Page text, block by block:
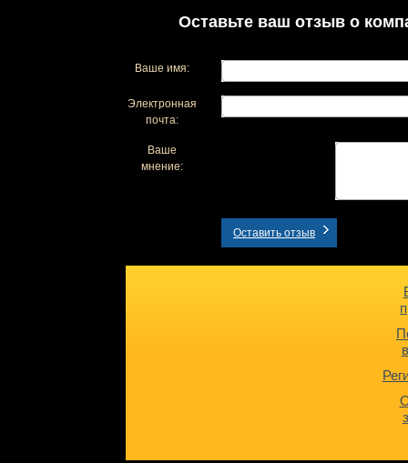
Оставьте ваш отзыв о
Ваше имя:
Электронная
почта:
Ваше
мнение:
Оставить отзыв